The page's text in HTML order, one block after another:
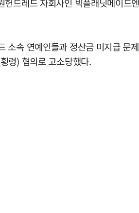
헌드레드 자회사인 빅플래닛메이
소속 연예인들과 정산금 미지급
령) 혐의로 고소당했다.